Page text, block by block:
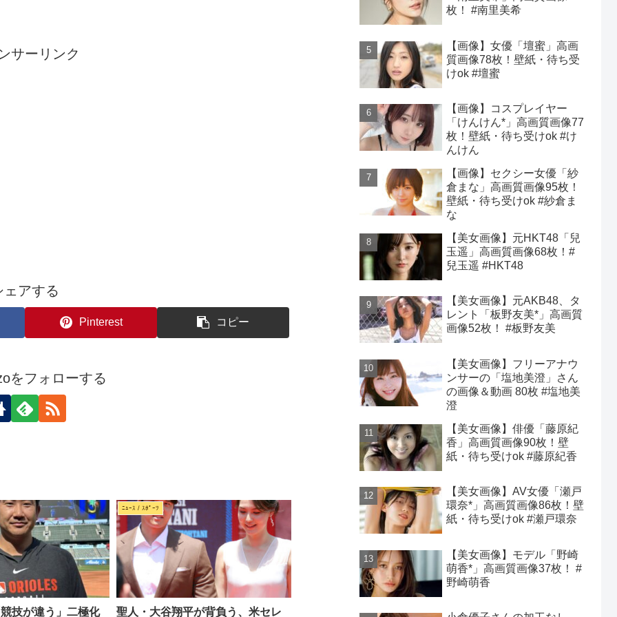
サーリンク
ェアする
Pinterest コピー
をフォローする
技が違う」二極化
ﾆｭｰｽ / ｽﾎﾟｰﾂ
聖人・大谷翔平が背負う、米セレ
枚！ #南里美希
【画像】女優「壇蜜」高画
質画像78枚！壁紙・待ち受
けok #壇蜜
【画像】コスプレイヤー
「けんけん*」高画質画像77
枚！壁紙・待ち受けok #け
んけん
【画像】セクシー女優「紗
倉まな」高画質画像95枚！
壁紙・待ち受けok #紗倉ま
な
【美女画像】元HKT48「兒
玉遥」高画質画像68枚！#
兒玉遥 #HKT48
【美女画像】元AKB48、タ
レント「板野友美*」高画質
画像52枚！ #板野友美
【美女画像】フリーアナウ
ンサーの「塩地美澄」さん
の画像＆動画 80枚 #塩地美
澄
【美女画像】俳優「藤原紀
香」高画質画像90枚！壁
紙・待ち受けok #藤原紀香
【美女画像】AV女優「瀬戸
環奈*」高画質画像86枚！壁
紙・待ち受けok #瀬戸環奈
【美女画像】モデル「野崎
萌香*」高画質画像37枚！ #
野崎萌香